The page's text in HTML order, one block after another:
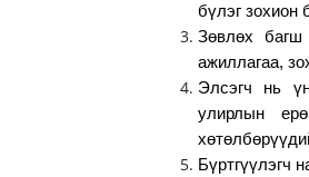
бүлэг зохион
Зөвлөх багш
ажиллагаа,
Элсэгч нь
улирлын
Бүртгүүлэгч